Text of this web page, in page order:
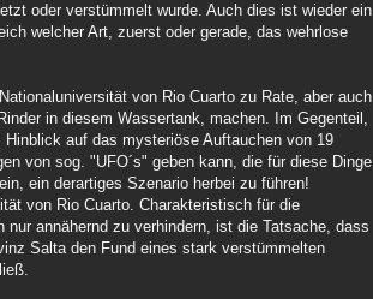
oder verstümmelt wurde. Auch dies ist wieder ein
welcher Art, zuerst oder gerade, das wehrlose
von Rio Cuarto zu Rate, aber auch
in diesem Wassertank, machen. Im Gegenteil,
auf das mysteriöse Auftauchen von 19
von sog. "UFO´s" geben kann, die für diese Dinge
ein derartiges Szenario herbei zu führen!
von Rio Cuarto. Charakteristisch für die
annähernd zu verhindern, ist die Tatsache, dass
Salta den Fund eines stark verstümmelten